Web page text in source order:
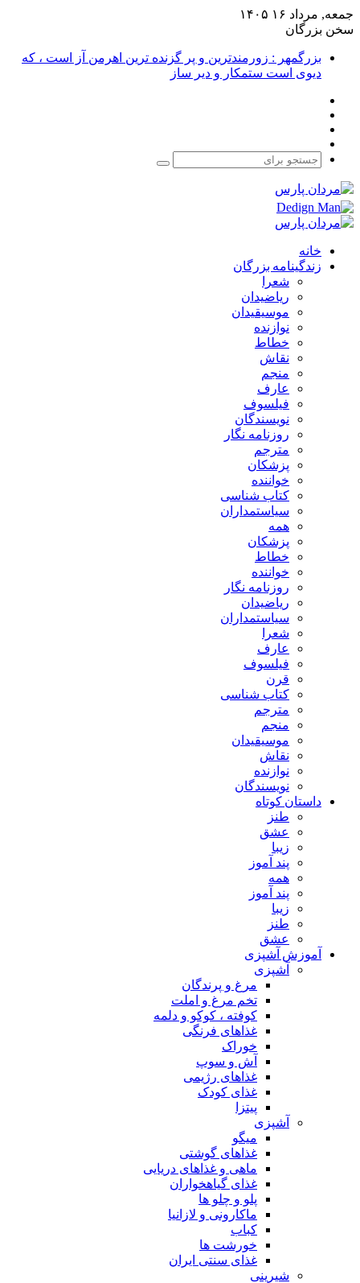
جمعه, مرداد ۱۶ ۱۴۰۵
سخن بزرگان
بزرگمهر : زورمندترین و پر گزنده ترین اهرمن آز است ، که
دیوی است ستمکار و دیر ساز
جستجو
خانه
زندگینامه بزرگان
شعرا
ریاضیدان
موسیقیدان
نوازنده
خطاط
نقاش
منجم
عارف
فیلسوف
نویسندگان
روزنامه نگار
مترجم
پزشکان
خواننده
کتاب شناسی
سیاستمداران
همه
پزشکان
خطاط
خواننده
روزنامه نگار
ریاضیدان
سیاستمداران
شعرا
عارف
فیلسوف
قرن
کتاب شناسی
مترجم
منجم
موسیقیدان
نقاش
نوازنده
نویسندگان
داستان کوتاه
طنز
عشق
زیبا
پند آموز
همه
پند آموز
زیبا
طنز
عشق
آموزش آشپزی
آشپزی
مرغ و پرندگان
تخم مرغ و املت
کوفته ، کوکو و دلمه
غذاهای فرنگی
خوراک
آش و سوپ
غذاهای رژیمی
غذای کودک
پیتزا
آشپزی
میگو
غذاهای گوشتی
ماهی و غذاهای دریایی
غذای گیاهخواران
پلو و چلو ها
ماکارونی و لازانیا
کباب
خورشت ها
غذای سنتی ایران
شیرینی